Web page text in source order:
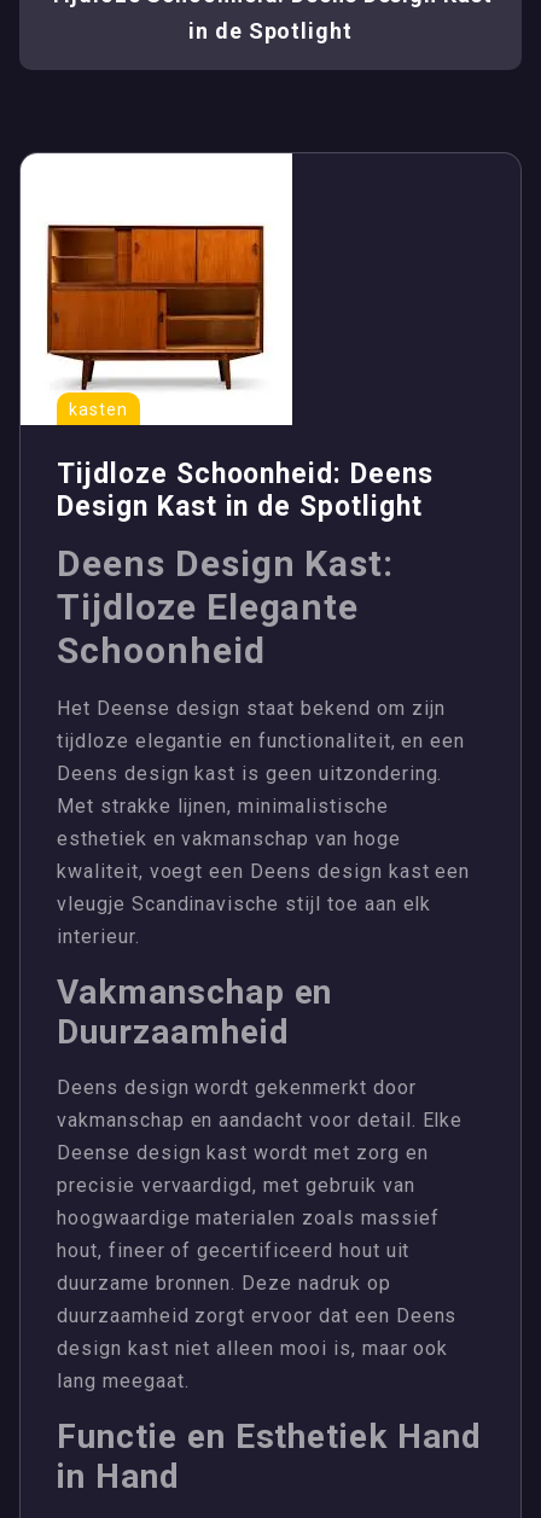
in de Spotlight
kasten
Tijdloze Schoonheid: Deens
Design Kast in de Spotlight
Deens Design Kast:
Tijdloze Elegante
Schoonheid
Het Deense design staat bekend om zijn
tijdloze elegantie en functionaliteit, en een
Deens design kast is geen uitzondering.
Met strakke lijnen, minimalistische
esthetiek en vakmanschap van hoge
kwaliteit, voegt een Deens design kast een
vleugje Scandinavische stijl toe aan elk
interieur.
Vakmanschap en
Duurzaamheid
Deens design wordt gekenmerkt door
vakmanschap en aandacht voor detail. Elke
Deense design kast wordt met zorg en
precisie vervaardigd, met gebruik van
hoogwaardige materialen zoals massief
hout, fineer of gecertificeerd hout uit
duurzame bronnen. Deze nadruk op
duurzaamheid zorgt ervoor dat een Deens
design kast niet alleen mooi is, maar ook
lang meegaat.
Functie en Esthetiek Hand
in Hand